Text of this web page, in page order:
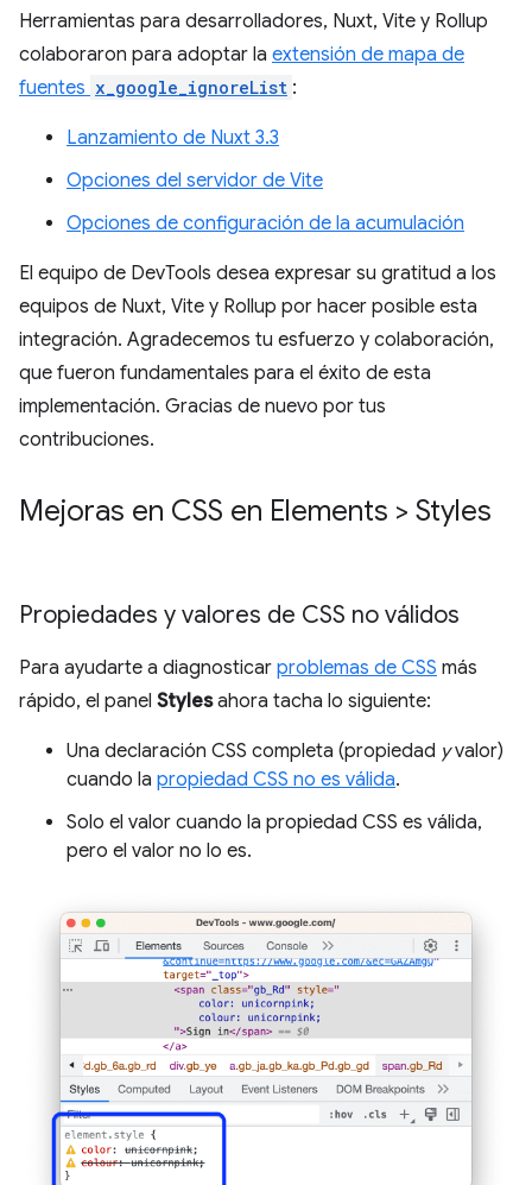
Herramientas para desarrolladores, Nuxt, Vite y Rollup
colaboraron para adoptar la extensión de mapa de
fuentes x_google_ignoreList :
Lanzamiento de Nuxt 3.3
Opciones del servidor de Vite
Opciones de configuración de la acumulación
El equipo de DevTools desea expresar su gratitud a los
equipos de Nuxt, Vite y Rollup por hacer posible esta
integración. Agradecemos tu esfuerzo y colaboración,
que fueron fundamentales para el éxito de esta
implementación. Gracias de nuevo por tus
contribuciones.
Mejoras en CSS en Elements > Styles
Propiedades y valores de CSS no válidos
Para ayudarte a diagnosticar problemas de CSS más
rápido, el panel Stylesahora tacha lo siguiente:
Una declaración CSS completa (propiedad yvalor)
cuando la propiedad CSS no es válida.
Solo el valor cuando la propiedad CSS es válida,
pero el valor no lo es.